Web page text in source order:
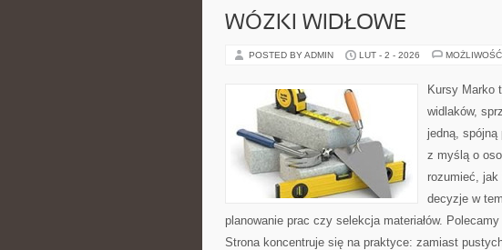
WÓZKI WIDŁOWE
POSTED BY ADMIN LUT - 2 - 2026
Kursy Marko
widlaków,
jedną,
z myślą o
rozumieć, jak
decyzje w
planowanie prac czy selekcja materiałów.
Strona koncentruje się na praktyce: zamiast